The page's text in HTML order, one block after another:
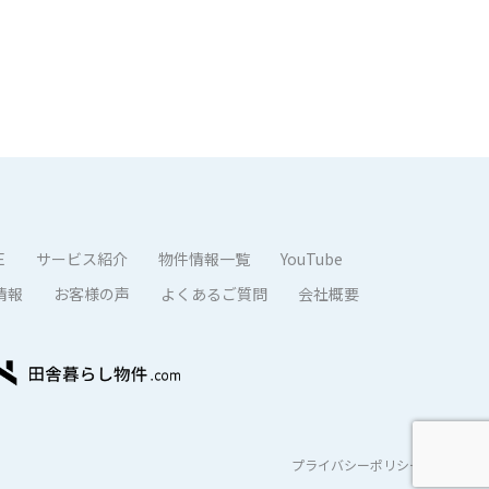
サービス紹介 物件情報一覧
YouTube
報
お客様の声 よくあるご質問 会社概要
プライバシーポリシー